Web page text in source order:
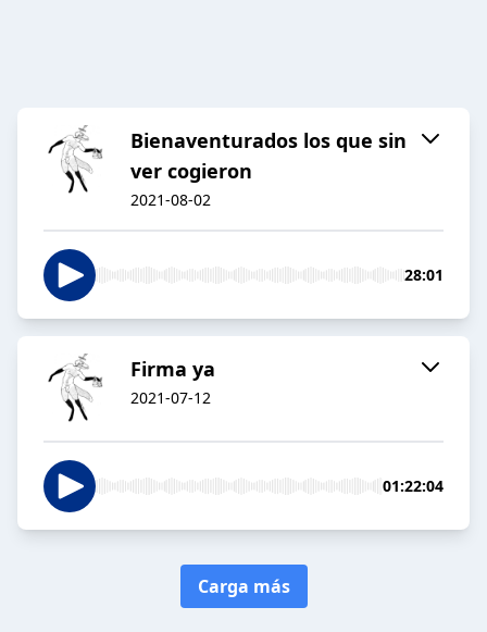
Bienaventurados los que sin
ver cogieron
2021-08-02
28:01
Firma ya
2021-07-12
01:22:04
Carga más